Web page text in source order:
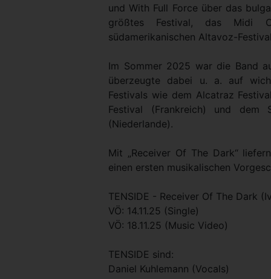
und With Full Force über das
größtes Festival, das Midi
südamerikanischen Altavoz-
Im Sommer 2025 war die Band
überzeugte dabei u. a. auf
Festivals wie dem Alcatraz
Festival (Frankreich) und dem
(Niederlande).
Mit „Receiver Of The Dark“
einen ersten musikalischen
TENSIDE - Receiver Of The Dark
VÖ: 14.11.25 (Single)
VÖ: 18.11.25 (Music Video)
TENSIDE sind:
Daniel Kuhlemann (Vocals)